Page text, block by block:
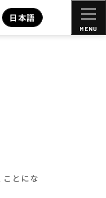
日本語
MENU
とにな